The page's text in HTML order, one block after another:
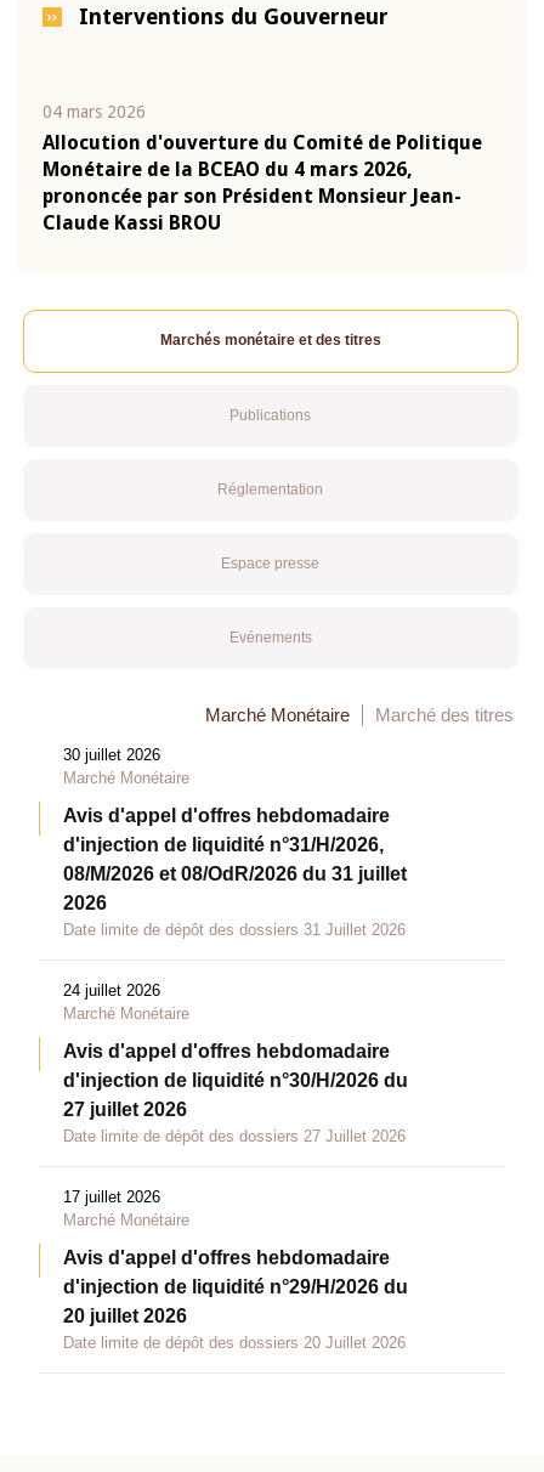
Interventions du Gouverneur
04 mars 2026
Allocution d'ouverture du Comité de Politique
Monétaire de la BCEAO du 4 mars 2026,
prononcée par son Président Monsieur Jean-
Claude Kassi BROU
Marchés monétaire et des titres
Publications
Réglementation
Espace presse
Evénements
Marché Monétaire Marché des titres
30 juillet 2026
Marché Monétaire
Avis d'appel d'offres hebdomadaire
d'injection de liquidité n°31/H/2026,
08/M/2026 et 08/OdR/2026 du 31 juillet
2026
Date limite de dépôt des dossiers 31 Juillet 2026
24 juillet 2026
Marché Monétaire
Avis d'appel d'offres hebdomadaire
d'injection de liquidité n°30/H/2026 du
27 juillet 2026
Date limite de dépôt des dossiers 27 Juillet 2026
17 juillet 2026
Marché Monétaire
Avis d'appel d'offres hebdomadaire
d'injection de liquidité n°29/H/2026 du
20 juillet 2026
Date limite de dépôt des dossiers 20 Juillet 2026